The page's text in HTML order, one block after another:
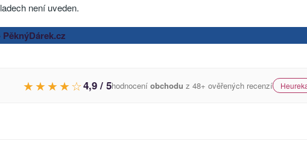
není uveden.
★★★★☆4,9 / 5hodnocení obchodu z 48+ ověřených recenzí